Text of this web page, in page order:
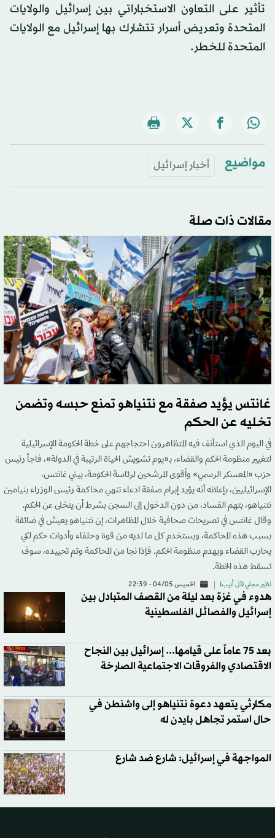
تأثير على التعاون الاستخباراتي بين إسرائيل والولايات
المتحدة وتعريض أسرار تتشارك بها إسرائيل مع الولايات
المتحدة للخطر.
مواضيع أخبار إسرائيل
مقالات ذات صلة
غانتس يؤيد صفقة مع نتنياهو تمنع حبسه وتضمن
تخليه عن الحكم
في اليوم الذي استأنف فيه المتظاهرون احتجاجهم على خطة الحكومة الإسرائيلية
لتغيير منظومة الحكم والقضاء، بـ«يوم تشويش الحياة الرتيبة في الدولة»، فاجأ رئيس
حزب «المعسكر الرسمي» وأقوى المرشحين لرئاسة الحكومة، بيني غانتس،
الإسرائيليين، بإعلانه أنه يؤيد إبرام صفقة ادعاء تنهي محاكمة رئيس الوزراء بنيامين
نتنياهو، بتهم الفساد، من دون الدخول إلى السجن بشرط أن يتخلى عن الحكم.
وقال غانتس في تصريحات صحافية خلال المظاهرات، إن نتنياهو يعيش في ضائقة
بسبب هذه المحاكمة، ويستخدم كل ما لديه من قوة وحلفاء وأدوات حكم لكي
يحارب القضاء ويهدم منظومة الحكم. فإذا نجا من المحاكمة وتم تحييده، سوف
تسقط هذه الخطة.
نظير مجلي (تل أبيب) الخميس 04/05 - 22:39
هدوء في غزة بعد ليلة من القصف المتبادل بين
إسرائيل والفصائل الفلسطينية
بعد 75 عاماً على قيامها... إسرائيل بين النجاح
الاقتصادي والفروقات الاجتماعية الصارخة
مكارثي يتعهد دعوة نتنياهو إلى واشنطن في
حال استمر تجاهل بايدن له
المواجهة في إسرائيل: شارع ضد شارع